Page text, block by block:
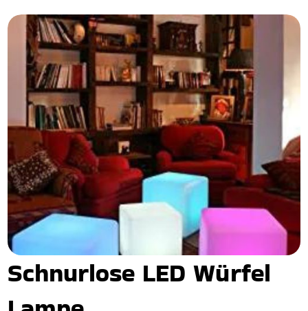
Schnurlose LED Würfel